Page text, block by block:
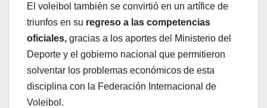
El voleibol también se convirtió en un artífice de
triunfos en su regreso a las competencias
oficiales, gracias a los aportes del Ministerio del
Deporte y el gobierno nacional que permitieron
solventar los problemas económicos de esta
disciplina con la Federación Internacional de
Voleibol.